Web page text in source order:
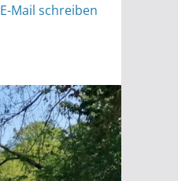
E-Mail schreiben